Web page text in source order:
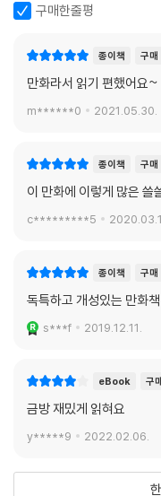
구매한줄평
종이책 구매
만화라서 읽기 편했어요~
m******0 2021.05.30.
종이책 구매
이 만화에 이렇게 많은 쓸
c*********5
종이책 구매
독특하고 개성있는 만화책
s***f 2019.12.11.
eBook 구
금방 재밌게 읽혀요
y*****9 2022.02.06.